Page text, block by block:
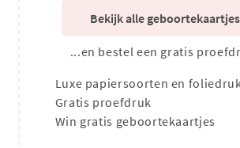
Bekijk alle geboortekaartjes
...en bestel een gratis
Luxe papiersoorten en
Gratis proefdruk
Win gratis geboortekaartjes